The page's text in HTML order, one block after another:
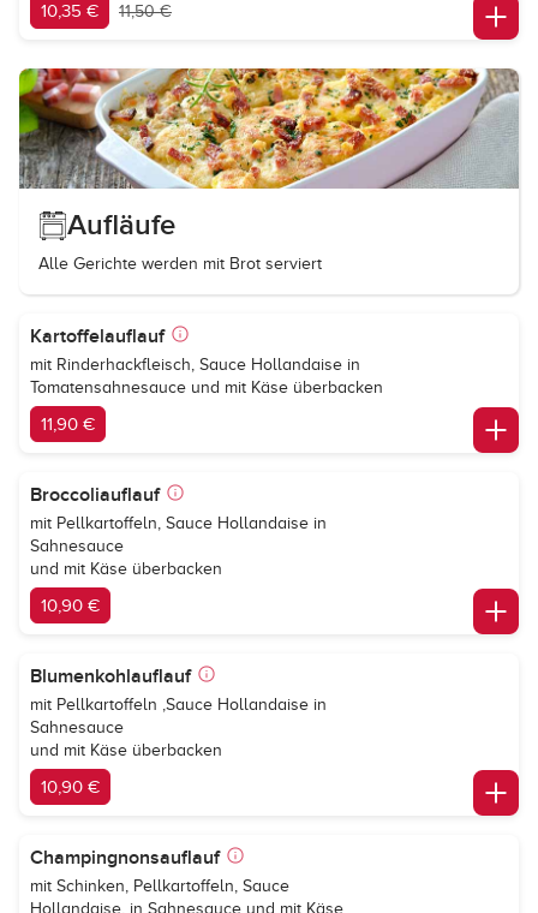
10,35 € 11,50 €
Aufläufe
Alle Gerichte werden mit Brot serviert
Kartoffelauflauf
mit Rinderhackfleisch, Sauce Hollandaise in
Tomatensahnesauce und mit Käse überbacken
11,90 €
Broccoliauflauf
mit Pellkartoffeln, Sauce Hollandaise in
Sahnesauce
und mit Käse überbacken
10,90 €
Blumenkohlauflauf
mit Pellkartoffeln ,Sauce Hollandaise in
Sahnesauce
und mit Käse überbacken
10,90 €
Champingnonsauflauf
mit Schinken, Pellkartoffeln, Sauce
Hollandaise, in Sahnesauce und mit Käse